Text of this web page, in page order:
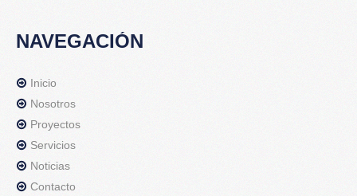
NAVEGACIÓN
Inicio
Nosotros
Proyectos
Servicios
Noticias
Contacto